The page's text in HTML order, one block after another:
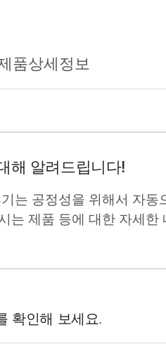
품상세정보
해 알려드립니다!
는 공정성을 위해서 자동
는 제품 등에 대한 자세
확인해 보세요.